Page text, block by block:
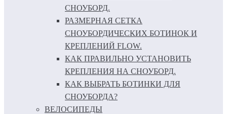
СНОУБОРД.
РАЗМЕРНАЯ СЕТКА
СНОУБОРДИЧЕСКИХ БОТИНОК И
КРЕПЛЕНИЙ FLOW.
КАК ПРАВИЛЬНО УСТАНОВИТЬ
КРЕПЛЕНИЯ НА СНОУБОРД.
КАК ВЫБРАТЬ БОТИНКИ ДЛЯ
СНОУБОРДА?
ВЕЛОСИПЕДЫ